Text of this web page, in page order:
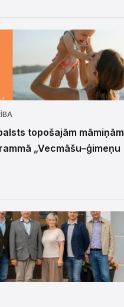
topošajām māmiņām
„Vecmāšu–ģimeņu